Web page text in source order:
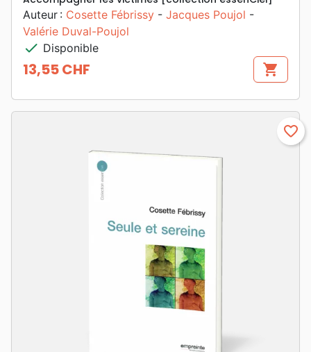
Auteur : Cosette Fébrissy - Jacques Poujol -
Valérie Duval-Poujol
check Disponible
Prix
13,55 CHF shopping_cart
favorite_border